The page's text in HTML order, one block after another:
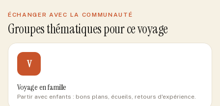
ÉCHANGER AVEC LA COMMUNAUTÉ
Groupes thématiques pour ce voyage
V
Voyage en famille
Partir avec enfants : bons plans, écueils, retours d'expérience.